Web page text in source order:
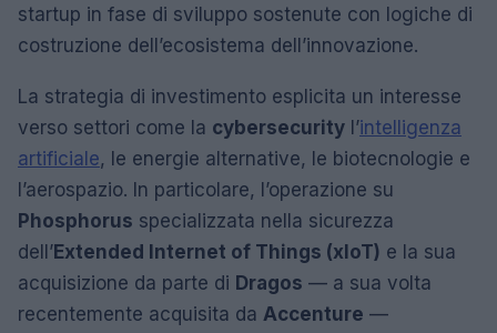
startup in fase di sviluppo sostenute con logiche di
costruzione dell’ecosistema dell’innovazione.
La strategia di investimento esplicita un interesse
verso settori come la cybersecurity l’intelligenza
artificiale, le energie alternative, le biotecnologie e
l’aerospazio. In particolare, l’operazione su
Phosphorus specializzata nella sicurezza
dell’Extended Internet of Things (xIoT) e la sua
acquisizione da parte di Dragos — a sua volta
recentemente acquisita da Accenture —